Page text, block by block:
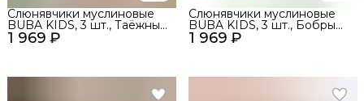
1 969 ₽
Слюнявчики муслиновые
BUBA KIDS, 3 шт., Таёжные
ягоды/Сливочный/Сирень 1 969 ₽
Слюнявчики муслиновые
BUBA KIDS, 3 шт., Бобры
на хуторе/Полынь/Миндаль